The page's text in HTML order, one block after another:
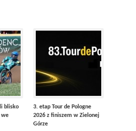
blisko
we
3. etap Tour de Pologne
2026 z finiszem w Zielonej
Górze